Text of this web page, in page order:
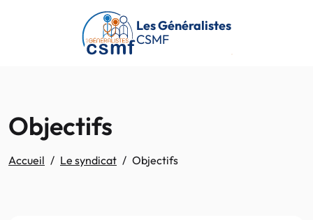
Passer au contenu principal
Les Généralistes
CSMF
Objectifs
Accueil Le syndicat Objectifs